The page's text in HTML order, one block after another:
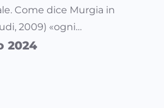
Come dice Murgia in
2009) «ogni…
2024